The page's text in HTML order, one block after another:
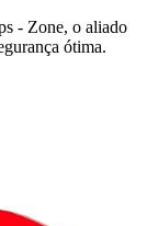
- Zone, o aliado
ótima.